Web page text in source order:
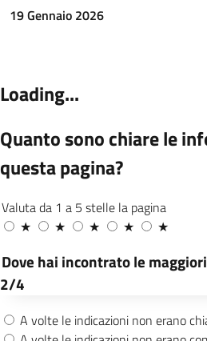
19 Gennaio 2026